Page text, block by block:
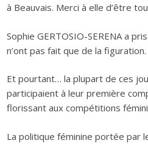
à Beauvais. Merci à elle d’être
Sophie GERTOSIO-SERENA a
n’ont pas fait que de la figuration.
Et pourtant… la plupart de ces
participaient à leur première
florissant aux compétitions
La politique féminine portée par